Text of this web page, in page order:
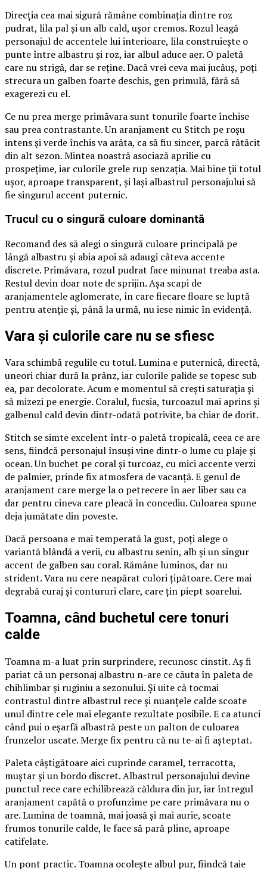
Direcția cea mai sigură rămâne combinația dintre roz
pudrat, lila pal și un alb cald, ușor cremos. Rozul leagă
personajul de accentele lui interioare, lila construiește o
punte între albastru și roz, iar albul aduce aer. O paletă
care nu strigă, dar se reține. Dacă vrei ceva mai jucăuș, poți
strecura un galben foarte deschis, gen primulă, fără să
exagerezi cu el.
Ce nu prea merge primăvara sunt tonurile foarte închise
sau prea contrastante. Un aranjament cu Stitch pe roșu
intens și verde închis va arăta, ca să fiu sincer, parcă rătăcit
din alt sezon. Mintea noastră asociază aprilie cu
prospețime, iar culorile grele rup senzația. Mai bine ții totul
ușor, aproape transparent, și lași albastrul personajului să
fie singurul accent puternic.
Trucul cu o singură culoare dominantă
Recomand des să alegi o singură culoare principală pe
lângă albastru și abia apoi să adaugi câteva accente
discrete. Primăvara, rozul pudrat face minunat treaba asta.
Restul devin doar note de sprijin. Așa scapi de
aranjamentele aglomerate, în care fiecare floare se luptă
pentru atenție și, până la urmă, nu iese nimic în evidență.
Vara și culorile care nu se sfiesc
Vara schimbă regulile cu totul. Lumina e puternică, directă,
uneori chiar dură la prânz, iar culorile palide se topesc sub
ea, par decolorate. Acum e momentul să crești saturația și
să mizezi pe energie. Coralul, fucsia, turcoazul mai aprins și
galbenul cald devin dintr-odată potrivite, ba chiar de dorit.
Stitch se simte excelent într-o paletă tropicală, ceea ce are
sens, fiindcă personajul însuși vine dintr-o lume cu plaje și
ocean. Un buchet pe coral și turcoaz, cu mici accente verzi
de palmier, prinde fix atmosfera de vacanță. E genul de
aranjament care merge la o petrecere în aer liber sau ca
dar pentru cineva care pleacă în concediu. Culoarea spune
deja jumătate din poveste.
Dacă persoana e mai temperată la gust, poți alege o
variantă blândă a verii, cu albastru senin, alb și un singur
accent de galben sau coral. Rămâne luminos, dar nu
strident. Vara nu cere neapărat culori țipătoare. Cere mai
degrabă curaj și contururi clare, care țin piept soarelui.
Toamna, când buchetul cere tonuri
calde
Toamna m-a luat prin surprindere, recunosc cinstit. Aș fi
pariat că un personaj albastru n-are ce căuta în paleta de
chihlimbar și ruginiu a sezonului. Și uite că tocmai
contrastul dintre albastrul rece și nuanțele calde scoate
unul dintre cele mai elegante rezultate posibile. E ca atunci
când pui o eșarfă albastră peste un palton de culoarea
frunzelor uscate. Merge fix pentru că nu te-ai fi așteptat.
Paleta câștigătoare aici cuprinde caramel, terracotta,
muștar și un bordo discret. Albastrul personajului devine
punctul rece care echilibrează căldura din jur, iar întregul
aranjament capătă o profunzime pe care primăvara nu o
are. Lumina de toamnă, mai joasă și mai aurie, scoate
frumos tonurile calde, le face să pară pline, aproape
catifelate.
Un pont practic. Toamna ocolește albul pur, fiindcă taie